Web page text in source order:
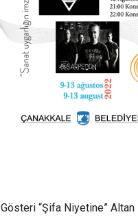
Gösteri “Şifa Niyetine” Altan